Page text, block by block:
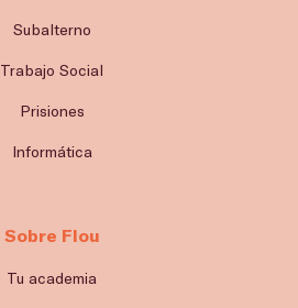
Subalterno
Trabajo Social
Prisiones
Informática
Sobre Flou
Tu academia